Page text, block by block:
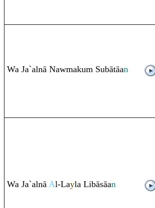
Wa Ja`alnā Nawmakum Subātāan
Wa Ja`alnā Al-Layla Libāsāan